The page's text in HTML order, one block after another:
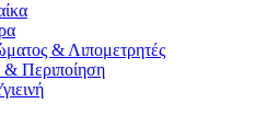
& Λιπομετρητές
& Περιποίηση